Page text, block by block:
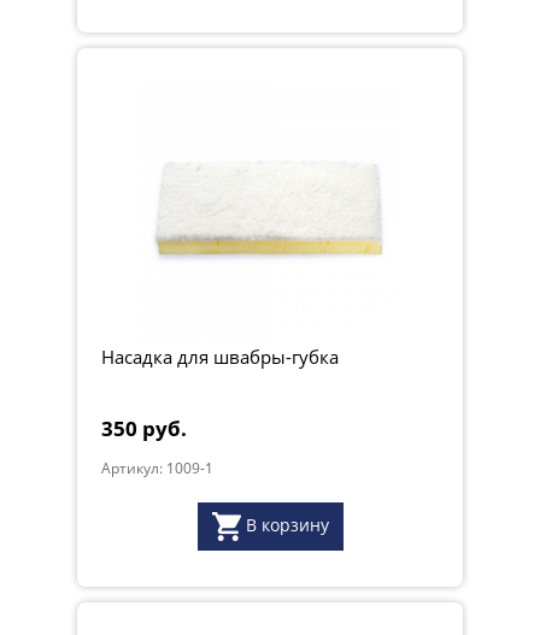
Насадка для швабры-губка
350 руб.
Артикул: 1009-1
В корзину